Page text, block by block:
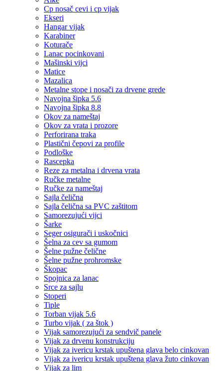
Cp nosač cevi i cp vijak
Ekseri
Hangar vijak
Karabiner
Koturače
Lanac pocinkovani
Mašinski vijci
Matice
Mazalica
Metalne stope i nosači za drvene grede
Navojna šipka 5.6
Navojna šipka 8.8
Okov za nameštaj
Okov za vrata i prozore
Perforirana traka
Plastični čepovi za profile
Podloške
Rascepka
Reze za metalna i drvena vrata
Ručke metalne
Ručke za nameštaj
Sajla čelična
Sajla čelična sa PVC zaštitom
Samorezujući vijci
Šarke
Seger osigurači i uskočnici
Šelna za cev sa gumom
Šelne pužne čelične
Šelne pužne prohromske
Škopac
Spojnica za lanac
Srce za sajlu
Stoperi
Tiple
Torban vijak 5.6
Turbo vijak ( za štok )
Vijak samorezujući za sendvič panele
Vijak za drvenu konstrukciju
Vijak za ivericu krstak upuštena glava belo cinkovan
Vijak za ivericu krstak upuštena glava žuto cinkovan
Vijak za lim